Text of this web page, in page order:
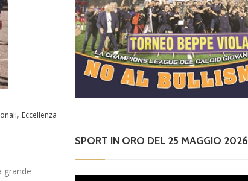
, Eccellenza
grande
SPORT IN ORO DEL 25 MAGGIO 2026